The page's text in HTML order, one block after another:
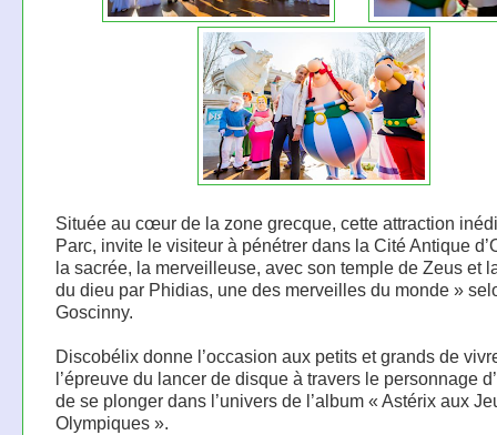
Située au cœur de la zone grecque, cette attraction
Parc, invite le visiteur à pénétrer dans la Cité Antique
la sacrée, la merveilleuse, avec son temple de Zeus et
du dieu par Phidias, une des merveilles du monde »
Goscinny.
Discobélix donne l’occasion aux petits et grands de
l’épreuve du lancer de disque à travers le personnage
de se plonger dans l’univers de l’album « Astérix aux
Olympiques ».